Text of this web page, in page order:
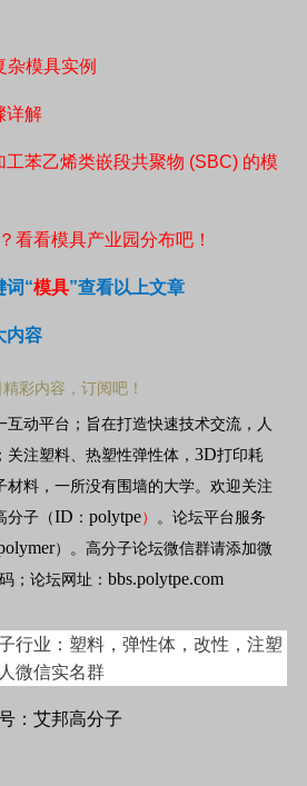
杂模具实例
详解
苯乙烯类嵌段共聚物 (SBC) 的模
看看模具产业园分布吧！
词“模具”查看以上文章
彩内容，订阅吧！
互动平台；旨在打造快速技术交流，人
注塑料、热塑性弹性体， 3D打印耗
材料，一所没有围墙的大学。欢迎关注
分子（ID ： polytpe） 。论坛平台服务
）。高分子论坛微信群请添加微
；论坛网址： bbs.polytpe.com
行业：塑料，弹性体，改性，注塑
微信实名群
：艾邦高分子